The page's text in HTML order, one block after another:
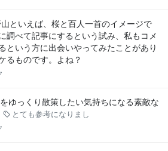
といえば、桜と百人一首のイメージで
調べて記事にするという試み、私もコメ
という方に出会いやってみたことがあり
るものです。よね？
ゆっくり散策したい気持ちになる素敵な
とても参考になりまし